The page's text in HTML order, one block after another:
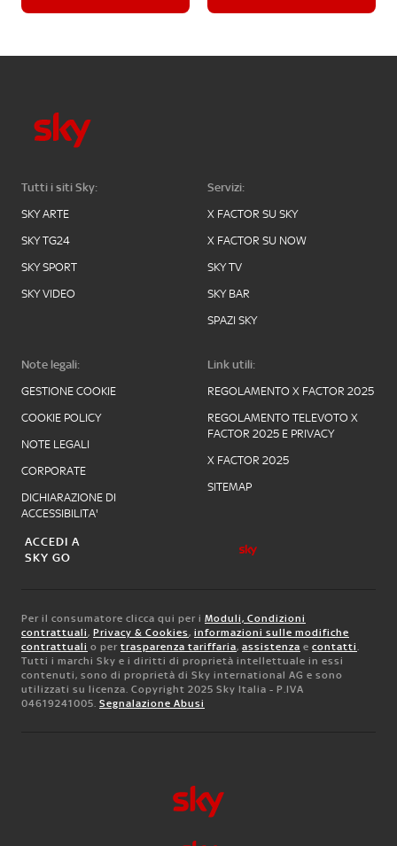
Tutti i siti Sky:
SKY ARTE
SKY TG24
SKY SPORT
SKY VIDEO
Servizi:
X FACTOR SU SKY
X FACTOR SU NOW
SKY TV
SKY BAR
SPAZI SKY
Note legali:
GESTIONE COOKIE
COOKIE POLICY
NOTE LEGALI
CORPORATE
DICHIARAZIONE DI
ACCESSIBILITA'
Link utili:
REGOLAMENTO X FACTOR 2025
REGOLAMENTO TELEVOTO X
FACTOR 2025 E PRIVACY
X FACTOR 2025
SITEMAP
ACCEDI A
SKY GO
Per il consumatore clicca qui per i Moduli, Condizioni
contrattuali, Privacy & Cookies, informazioni sulle modifiche
contrattuali o per trasparenza tariffaria, assistenza e contatti.
Tutti i marchi Sky e i diritti di proprietà intellettuale in essi
contenuti, sono di proprietà di Sky international AG e sono
utilizzati su licenza. Copyright 2025 Sky Italia - P.IVA
04619241005. Segnalazione Abusi